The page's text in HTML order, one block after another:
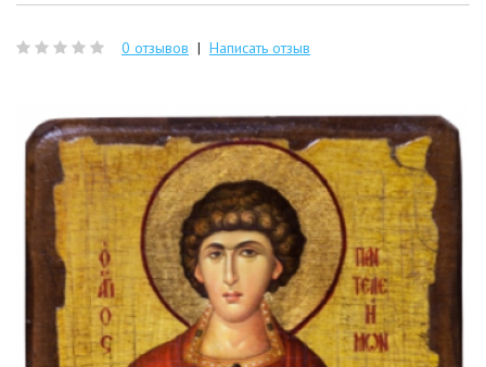
0 отзывов | Написать отзыв